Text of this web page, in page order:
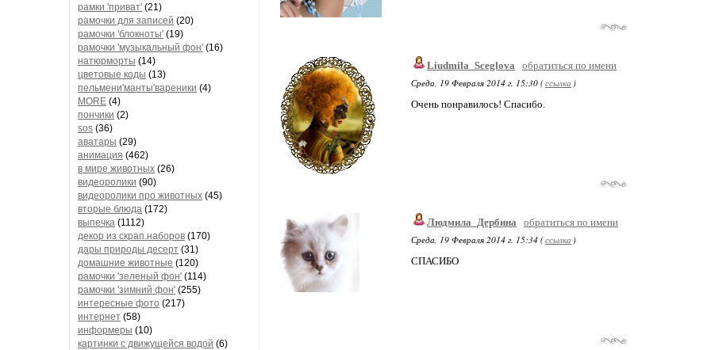
рамки 'приват' (21)
рамочки для записей (20)
рамочки 'блокноты' (19)
рамочки 'музыкальный фон' (16)
натюрморты (14)
цветовые коды (13)
пельмени'манты'вареники (4)
MORE (4)
пончики (2)
sos (36)
аватары (29)
анимация (462)
в мире животных (26)
видеоролики (90)
видеоролики про животных (45)
вторые блюда (172)
выпечка (1112)
декор из скрап.наборов (170)
дары природы десерт (31)
домашние животные (120)
рамочки 'зеленый фон' (114)
рамочки 'зимний фон' (255)
интересные фото (217)
интернет (58)
информеры (10)
картинки с движущейся водой (6)
Liudmila_Sceglova
обратиться по имени
Среда, 19 Февраля 2014 г. 15:30 (ссылка )
Очень понравилось! Спасибо.
Людмила_Дербина
обратиться по имени
Среда, 19 Февраля 2014 г. 15:34 (ссылка )
СПАСИБО